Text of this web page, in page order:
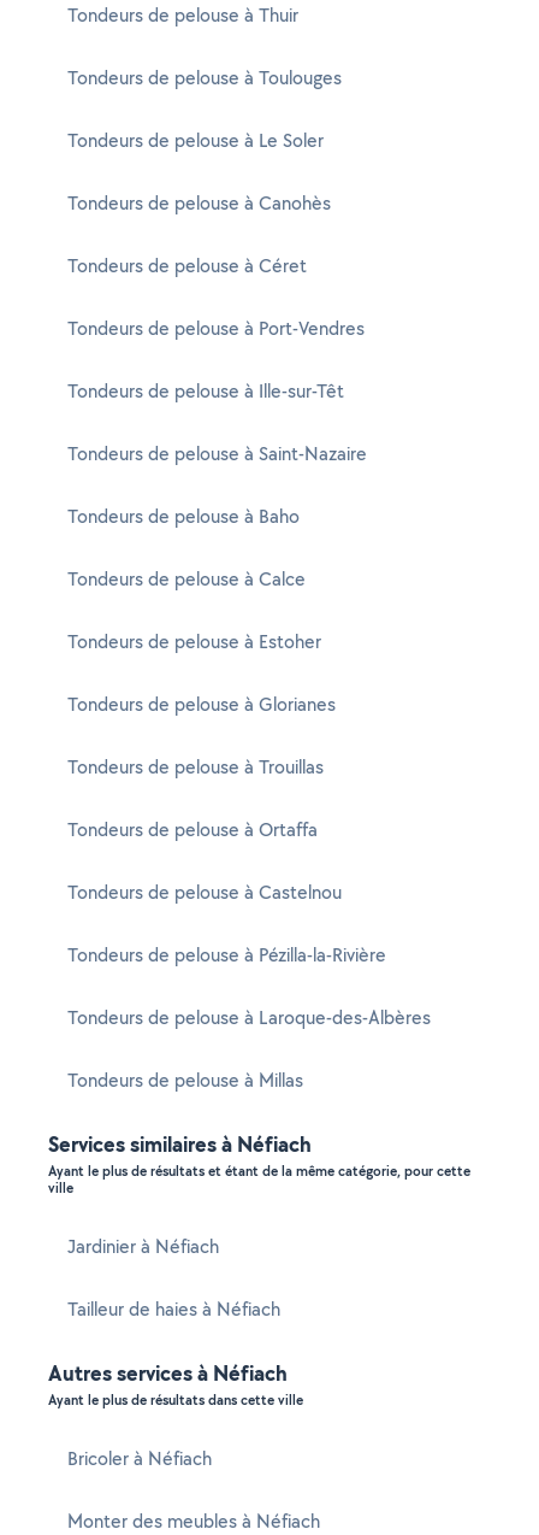
Tondeurs de pelouse à Thuir
Tondeurs de pelouse à Toulouges
Tondeurs de pelouse à Le Soler
Tondeurs de pelouse à Canohès
Tondeurs de pelouse à Céret
Tondeurs de pelouse à Port-Vendres
Tondeurs de pelouse à Ille-sur-Têt
Tondeurs de pelouse à Saint-Nazaire
Tondeurs de pelouse à Baho
Tondeurs de pelouse à Calce
Tondeurs de pelouse à Estoher
Tondeurs de pelouse à Glorianes
Tondeurs de pelouse à Trouillas
Tondeurs de pelouse à Ortaffa
Tondeurs de pelouse à Castelnou
Tondeurs de pelouse à Pézilla-la-Rivière
Tondeurs de pelouse à Laroque-des-Albères
Tondeurs de pelouse à Millas
Services similaires à Néfiach
Ayant le plus de résultats et étant de la même catégorie, pour cette
ville
Jardinier à Néfiach
Tailleur de haies à Néfiach
Autres services à Néfiach
Ayant le plus de résultats dans cette ville
Bricoler à Néfiach
Monter des meubles à Néfiach